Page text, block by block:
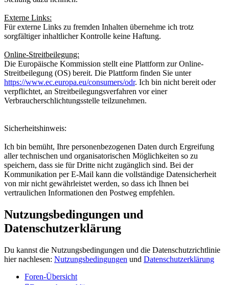
Externe Links:
Für externe Links zu fremden Inhalten übernehme ich trotz
sorgfältiger inhaltlicher Kontrolle keine Haftung.
Online-Streitbeilegung:
Die Europäische Kommission stellt eine Plattform zur Online-
Streitbeilegung (OS) bereit. Die Plattform finden Sie unter
https://www.ec.europa.eu/consumers/odr. Ich bin nicht bereit oder
verpflichtet, an Streitbeilegungsverfahren vor einer
Verbraucherschlichtungsstelle teilzunehmen.
Sicherheitshinweis:
Ich bin bemüht, Ihre personenbezogenen Daten durch Ergreifung
aller technischen und organisatorischen Möglichkeiten so zu
speichern, dass sie für Dritte nicht zugänglich sind. Bei der
Kommunikation per E-Mail kann die vollständige Datensicherheit
von mir nicht gewährleistet werden, so dass ich Ihnen bei
vertraulichen Informationen den Postweg empfehlen.
Nutzungsbedingungen und
Datenschutzerklärung
Du kannst die Nutzungsbedingungen und die Datenschutzrichtlinie
hier nachlesen: Nutzungsbedingungen und Datenschutzerklärung
Foren-Übersicht